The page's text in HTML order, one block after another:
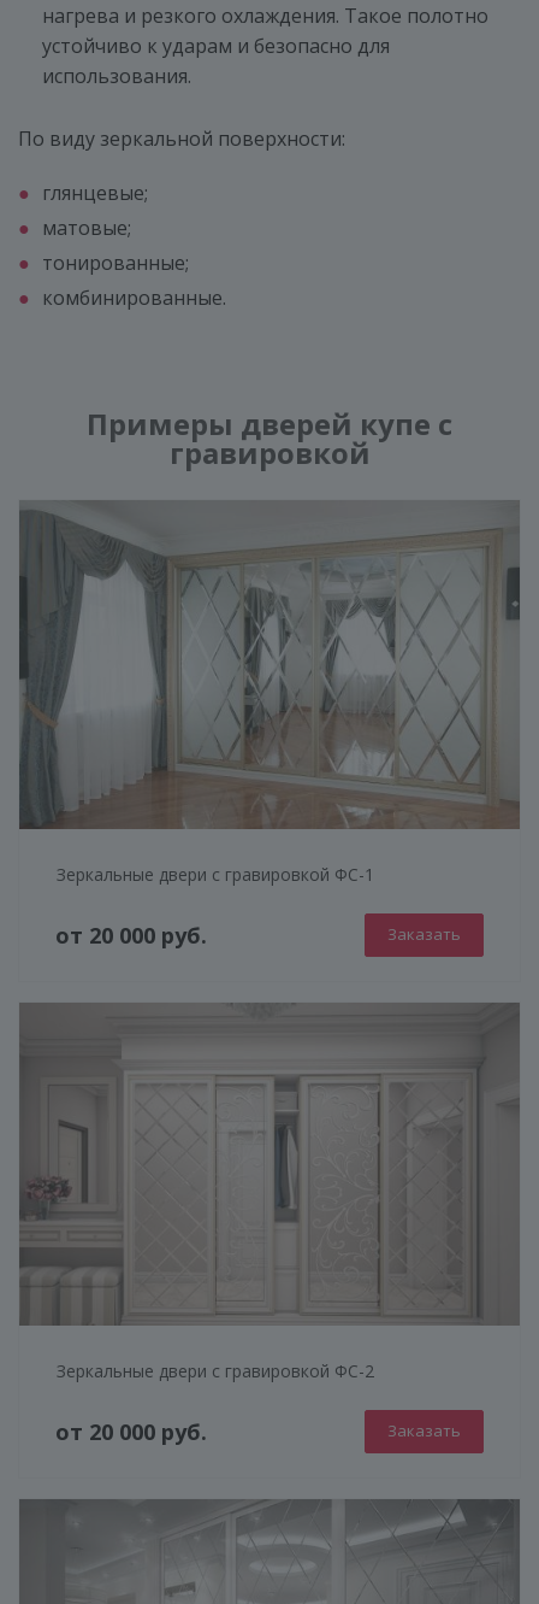
нагрева и резкого охлаждения. Такое полотно
устойчиво к ударам и безопасно для
использования.
По виду зеркальной поверхности:
глянцевые;
матовые;
тонированные;
комбинированные.
Примеры дверей купе с
гравировкой
Зеркальные двери с гравировкой ФС-1
от 20 000 руб. Заказать
Зеркальные двери с гравировкой ФС-2
от 20 000 руб. Заказать